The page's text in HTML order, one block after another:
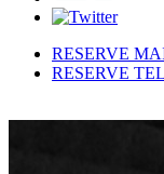
RESERVE
RESERVE TEL